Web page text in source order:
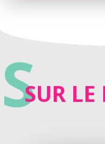
SSUR LE